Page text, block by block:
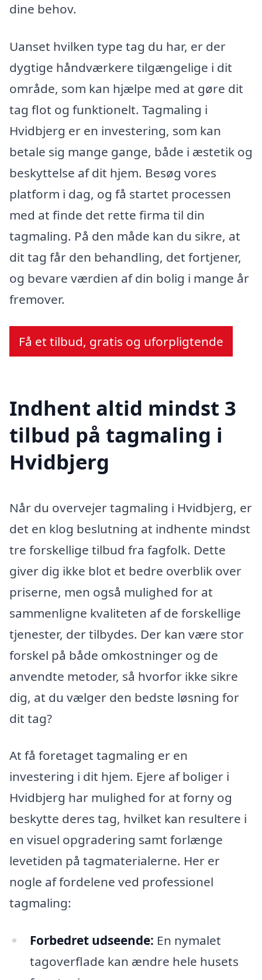
dine behov.
Uanset hvilken type tag du har, er der
dygtige håndværkere tilgængelige i dit
område, som kan hjælpe med at gøre dit
tag flot og funktionelt. Tagmaling i
Hvidbjerg er en investering, som kan
betale sig mange gange, både i æstetik og
beskyttelse af dit hjem. Besøg vores
platform i dag, og få startet processen
med at finde det rette firma til din
tagmaling. På den måde kan du sikre, at
dit tag får den behandling, det fortjener,
og bevare værdien af din bolig i mange år
fremover.
Få et tilbud, gratis og uforpligtende
Indhent altid mindst 3
tilbud på tagmaling i
Hvidbjerg
Når du overvejer tagmaling i Hvidbjerg, er
det en klog beslutning at indhente mindst
tre forskellige tilbud fra fagfolk. Dette
giver dig ikke blot et bedre overblik over
priserne, men også mulighed for at
sammenligne kvaliteten af de forskellige
tjenester, der tilbydes. Der kan være stor
forskel på både omkostninger og de
anvendte metoder, så hvorfor ikke sikre
dig, at du vælger den bedste løsning for
dit tag?
At få foretaget tagmaling er en
investering i dit hjem. Ejere af boliger i
Hvidbjerg har mulighed for at forny og
beskytte deres tag, hvilket kan resultere i
en visuel opgradering samt forlænge
levetiden på tagmaterialerne. Her er
nogle af fordelene ved professionel
tagmaling:
Forbedret udseende: En nymalet
tagoverflade kan ændre hele husets